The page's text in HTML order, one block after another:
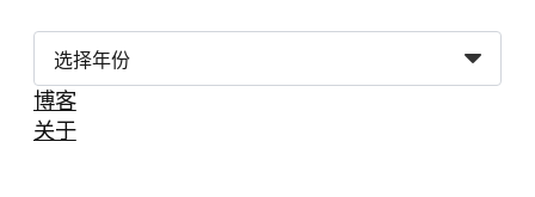
归
博客
关于